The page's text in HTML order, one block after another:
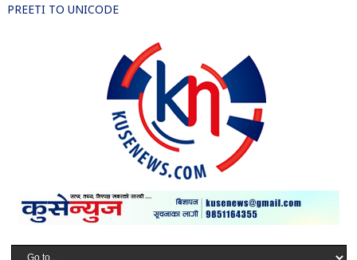
PREETI TO UNICODE